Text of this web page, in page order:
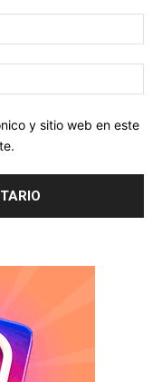
y sitio web en este